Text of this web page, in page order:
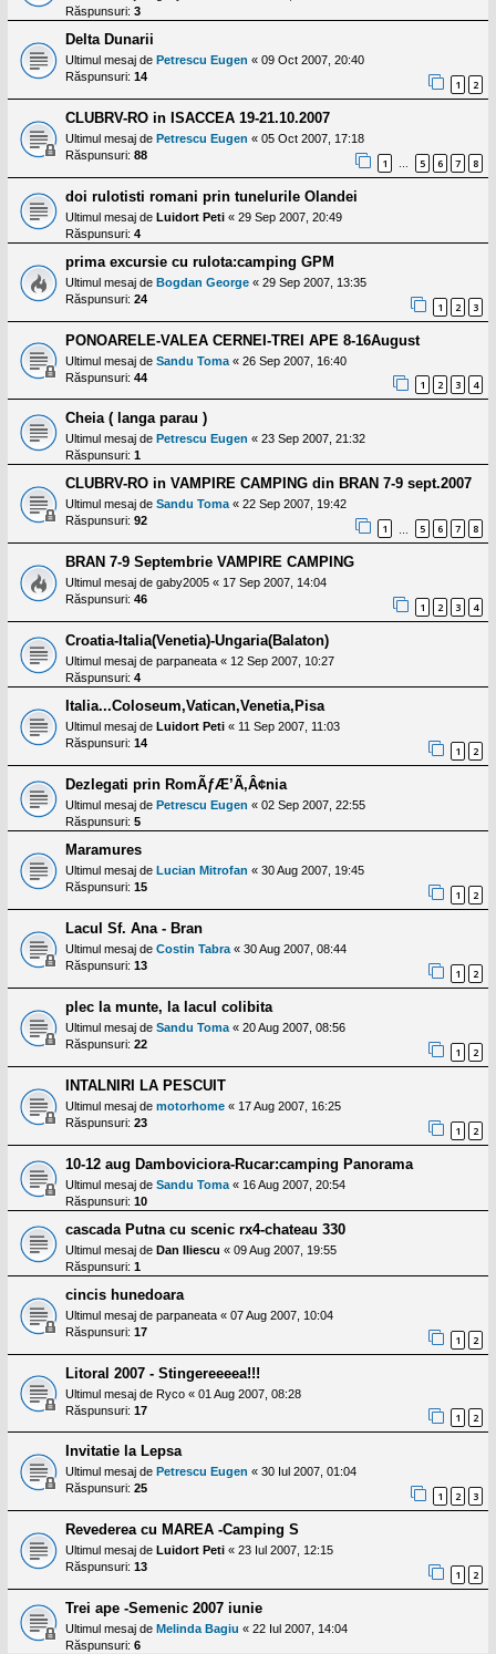
Răspunsuri: 3
Delta Dunarii
Ultimul mesaj de Petrescu Eugen « 09 Oct 2007, 20:40
Răspunsuri: 14
1 2
CLUBRV-RO in ISACCEA 19-21.10.2007
Ultimul mesaj de Petrescu Eugen « 05 Oct 2007, 17:18
Răspunsuri: 88
1 5 6 7 8
doi rulotisti romani prin tunelurile Olandei
Ultimul mesaj de Luidort Peti « 29 Sep 2007, 20:49
Răspunsuri: 4
prima excursie cu rulota:camping GPM
Ultimul mesaj de Bogdan George « 29 Sep 2007, 13:35
Răspunsuri: 24
1 2 3
PONOARELE-VALEA CERNEI-TREI APE 8-16August
Ultimul mesaj de Sandu Toma « 26 Sep 2007, 16:40
Răspunsuri: 44
1 2 3 4
Cheia ( langa parau )
Ultimul mesaj de Petrescu Eugen « 23 Sep 2007, 21:32
Răspunsuri: 1
CLUBRV-RO in VAMPIRE CAMPING din BRAN 7-9 sept.2007
Ultimul mesaj de Sandu Toma« 22 Sep 2007, 19:42
Răspunsuri: 92
1 5 6 7 8
BRAN 7-9 Septembrie VAMPIRE CAMPING
Ultimul mesaj de gaby2005 « 17 Sep 2007, 14:04
Răspunsuri: 46
1 2 3 4
Croatia-Italia(Venetia)-Ungaria(Balaton)
Ultimul mesaj de parpaneata « 12 Sep 2007, 10:27
Răspunsuri: 4
Italia...Coloseum,Vatican,Venetia,Pisa
Ultimul mesaj de Luidort Peti « 11 Sep 2007, 11:03
Răspunsuri: 14
1 2
Dezlegati prin RomÃƒÆ’Ã‚Â¢nia
Ultimul mesaj de Petrescu Eugen « 02 Sep 2007, 22:55
Răspunsuri: 5
Maramures
Ultimul mesaj de Lucian Mitrofan « 30 Aug 2007, 19:45
Răspunsuri: 15
1 2
Lacul Sf. Ana - Bran
Ultimul mesaj de Costin Tabra « 30 Aug 2007, 08:44
Răspunsuri: 13
1 2
plec la munte, la lacul colibita
Ultimul mesaj de Sandu Toma « 20 Aug 2007, 08:56
Răspunsuri: 22
1 2
INTALNIRI LA PESCUIT
Ultimul mesaj de motorhome « 17 Aug 2007, 16:25
Răspunsuri: 23
1 2
10-12 aug Damboviciora-Rucar:camping Panorama
Ultimul mesaj de Sandu Toma « 16 Aug 2007, 20:54
Răspunsuri: 10
cascada Putna cu scenic rx4-chateau 330
Ultimul mesaj de Dan Iliescu « 09 Aug 2007, 19:55
Răspunsuri: 1
cincis hunedoara
Ultimul mesaj de parpaneata « 07 Aug 2007, 10:04
Răspunsuri: 17
1 2
Litoral 2007 - Stingereeeea!!!
Ultimul mesaj de Ryco « 01 Aug 2007, 08:28
Răspunsuri: 17
1 2
Invitatie la Lepsa
Ultimul mesaj de Petrescu Eugen « 30 Iul 2007, 01:04
Răspunsuri: 25
1 2 3
Revederea cu MAREA -Camping S
Ultimul mesaj de Luidort Peti « 23 Iul 2007, 12:15
Răspunsuri: 13
1 2
Trei ape -Semenic 2007 iunie
Ultimul mesaj de Melinda Bagiu « 22 Iul 2007, 14:04
Răspunsuri: 6